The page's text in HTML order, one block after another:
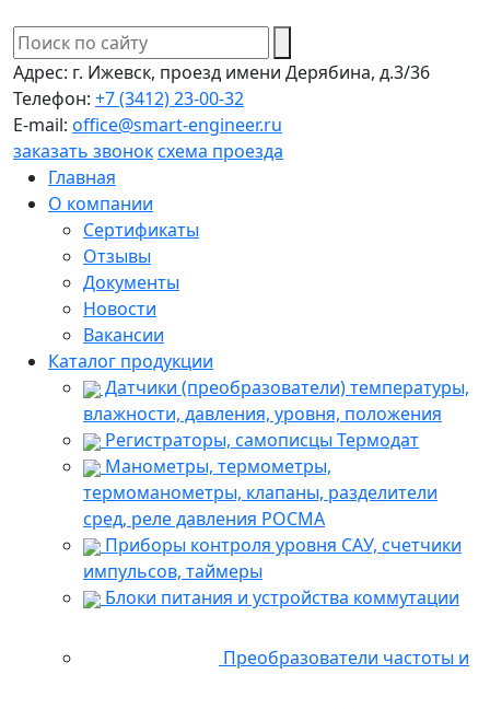
Адрес: г. Ижевск, проезд имени Дерябина, д.3/36
Телефон: +7 (3412) 23-00-32
E-mail: office@smart-engineer.ru
заказать звоноксхема проезда
Главная
О компании
Сертификаты
Отзывы
Документы
Новости
Вакансии
Каталог продукции
Датчики (преобразователи) температуры,
влажности, давления, уровня, положения
Регистраторы, самописцы Термодат
Манометры, термометры,
термоманометры, клапаны, разделители
сред, реле давления РОСМА
Приборы контроля уровня САУ, счетчики
импульсов, таймеры
Блоки питания и устройства коммутации
Преобразователи частоты и